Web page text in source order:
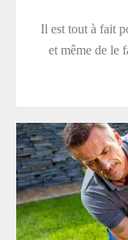
Il est tout à fait
et même de le